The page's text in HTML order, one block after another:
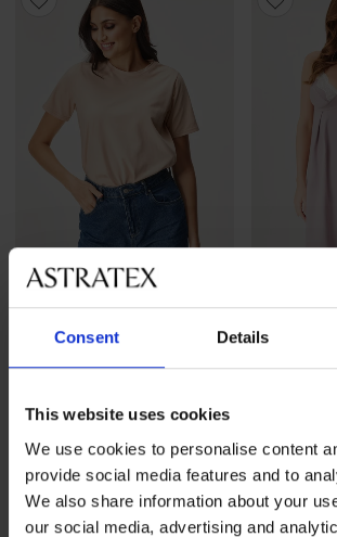
Consent Details
This website uses cookies
We use cookies to personalise content
provide social media features and to
We also share information about your
our social media, advertising and
-30%
Amora